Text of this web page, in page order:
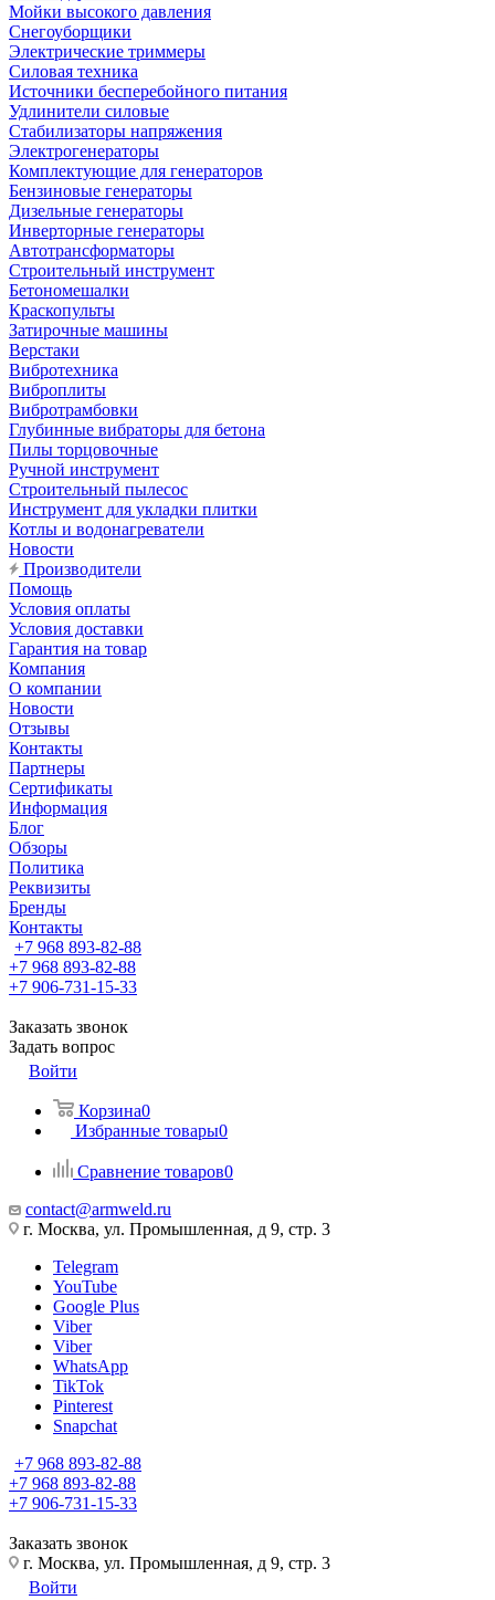
Мойки высокого давления
Снегоуборщики
Электрические триммеры
Силовая техника
Источники бесперебойного питания
Удлинители силовые
Стабилизаторы напряжения
Электрогенераторы
Комплектующие для генераторов
Бензиновые генераторы
Дизельные генераторы
Инверторные генераторы
Автотрансформаторы
Строительный инструмент
Бетономешалки
Краскопульты
Затирочные машины
Верстаки
Вибротехника
Виброплиты
Вибротрамбовки
Глубинные вибраторы для бетона
Пилы торцовочные
Ручной инструмент
Строительный пылесос
Инструмент для укладки плитки
Котлы и водонагреватели
Новости
Производители
Помощь
Условия оплаты
Условия доставки
Гарантия на товар
Компания
О компании
Новости
Отзывы
Контакты
Партнеры
Сертификаты
Информация
Блог
Обзоры
Политика
Реквизиты
Бренды
Контакты
+7 968 893-82-88
+7 968 893-82-88
+7 906-731-15-33
Заказать звонок
Задать вопрос
Войти
Корзина0
Избранные товары0
Сравнение товаров0
contact@armweld.ru
г. Москва, ул. Промышленная, д 9, стр. 3
Telegram
YouTube
Google Plus
Viber
Viber
WhatsApp
TikTok
Pinterest
Snapchat
+7 968 893-82-88
+7 968 893-82-88
+7 906-731-15-33
Заказать звонок
г. Москва, ул. Промышленная, д 9, стр. 3
Войти